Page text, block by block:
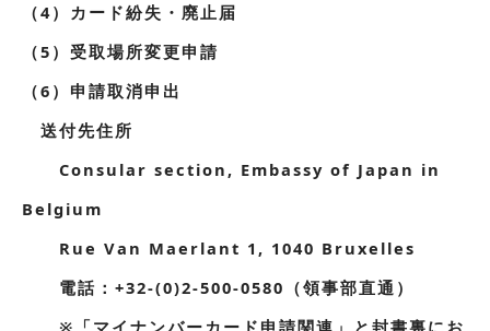
（4）カード紛失・廃止届
（5）受取場所変更申請
（6）申請取消申出
送付先住所
Consular section, Embassy of Japan in
Belgium
Rue Van Maerlant 1, 1040 Bruxelles
電話：+32-(0)2-500-0580（領事部直通）